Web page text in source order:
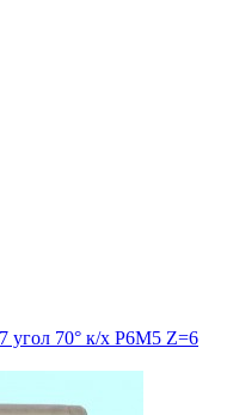
угол 70° к/х Р6М5 Z=6